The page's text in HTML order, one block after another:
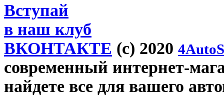
Вступай
в наш клуб
ВКОНТАКТЕ (c) 2020
современный интернет-
найдете все для вашего